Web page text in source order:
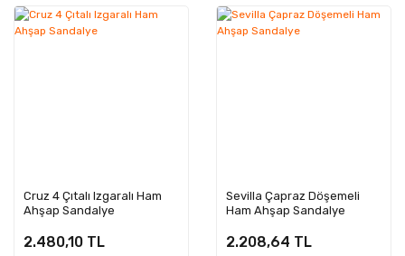
Cruz 4 Çıtalı Izgaralı Ham
Ahşap Sandalye
2.480,10 TL
Sevilla Çapraz Döşemeli
Ham Ahşap Sandalye
2.208,64 TL